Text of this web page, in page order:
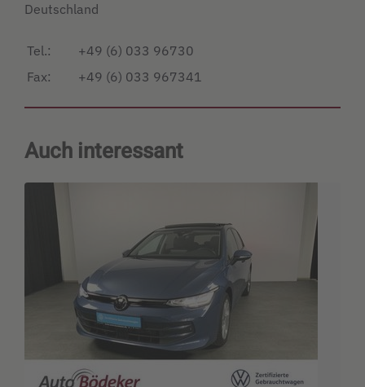
Deutschland
Tel.:
+49 (6) 033 96730
Fax:
+49 (6) 033 967341
Auch interessant